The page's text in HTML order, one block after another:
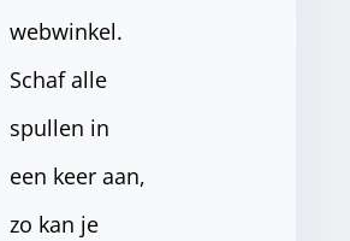
webwinkel.
Schaf alle
spullen in
een keer aan,
zo kan je